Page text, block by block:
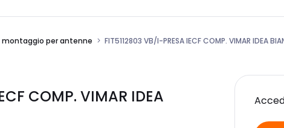
montaggio per antenne FIT5112803 VB/I-PRESA IECF COMP. VIMAR IDEA
COMP. VIMAR IDEA